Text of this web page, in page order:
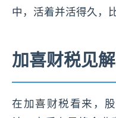
中，活着并活得久，
加喜财税见
在加喜财税看来，